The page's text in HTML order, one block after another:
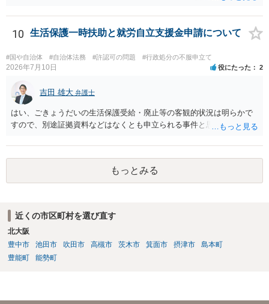
するか否かとなります。 また、自動計算シートが「権利、義務又は事
実証明に関する電磁的記録」に該当するか否かは、具体的な裁判とな
ったときに裁判所がどのように判断するかは予測できません。 私見で
すが、一般論としては、ホームページ上の自動計算シートはあくまで
参考の情報であり、何か手続きをするさいに具体的に算定することに
録」に該当しないと考えられます。 なお、刑法１６１条の２は「人の
事務処理を誤らせる目的で、」という要件がかかっているため、当該
目的を欠く場合は刑法１６１条の２に該当しません。
10 生活保護一時扶助と就労自立支援金申請について
#国や自治体 #自治体法務 #許認可の問題 #行政処分の不服申立て
2026年7月10日 役にたった 2
吉田 雄大 弁護士
はい、ごきょうだいの生活保護受給・廃止等の客観的状況は明らかで
すので、別途証拠資料などはなくとも申立られる事件と思います。
もっとみる
近くの市区町村を選び直す
北大阪
豊中市
池田市 吹田市 高槻市 茨木市 箕面市 摂津市
島本町
豊能町
能勢町